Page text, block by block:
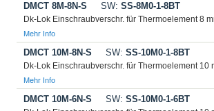
DMCT 8M-8N-S SW: SS-8M0-1-8BT
Dk-Lok Einschraubverschr. für Thermoelement 8
Mehr Info
DMCT 10M-8N-S SW: SS-10M0-1-8BT
Dk-Lok Einschraubverschr. für Thermoelement 10
Mehr Info
DMCT 10M-6N-S SW: SS-10M0-1-6BT